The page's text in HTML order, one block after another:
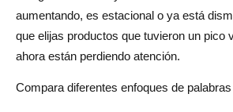
aumentando, es estacional o ya está
que elijas productos que tuvieron un pico
ahora están perdiendo atención.
Compara diferentes enfoques de